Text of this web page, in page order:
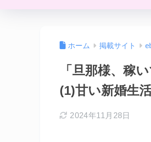
ホーム 掲載サイト
「旦那様、稼
(1)甘い新婚生
2024年11月28日